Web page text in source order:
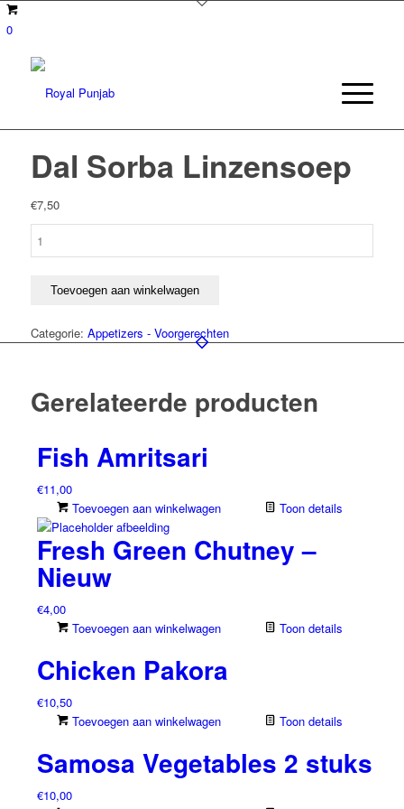
0
Dal Sorba Linzensoep
€7,50
aantalToevoegen aan winkelwagen
Categorie: Appetizers - Voorgerechten
Gerelateerde producten
Fish Amritsari
€11,00
Toevoegen aan winkelwagen
Toon details
Fresh Green Chutney –
Nieuw
€4,00
Toevoegen aan winkelwagen
Toon details
Chicken Pakora
€10,50
Toevoegen aan winkelwagen
Toon details
Samosa Vegetables 2 stuks
€10,00